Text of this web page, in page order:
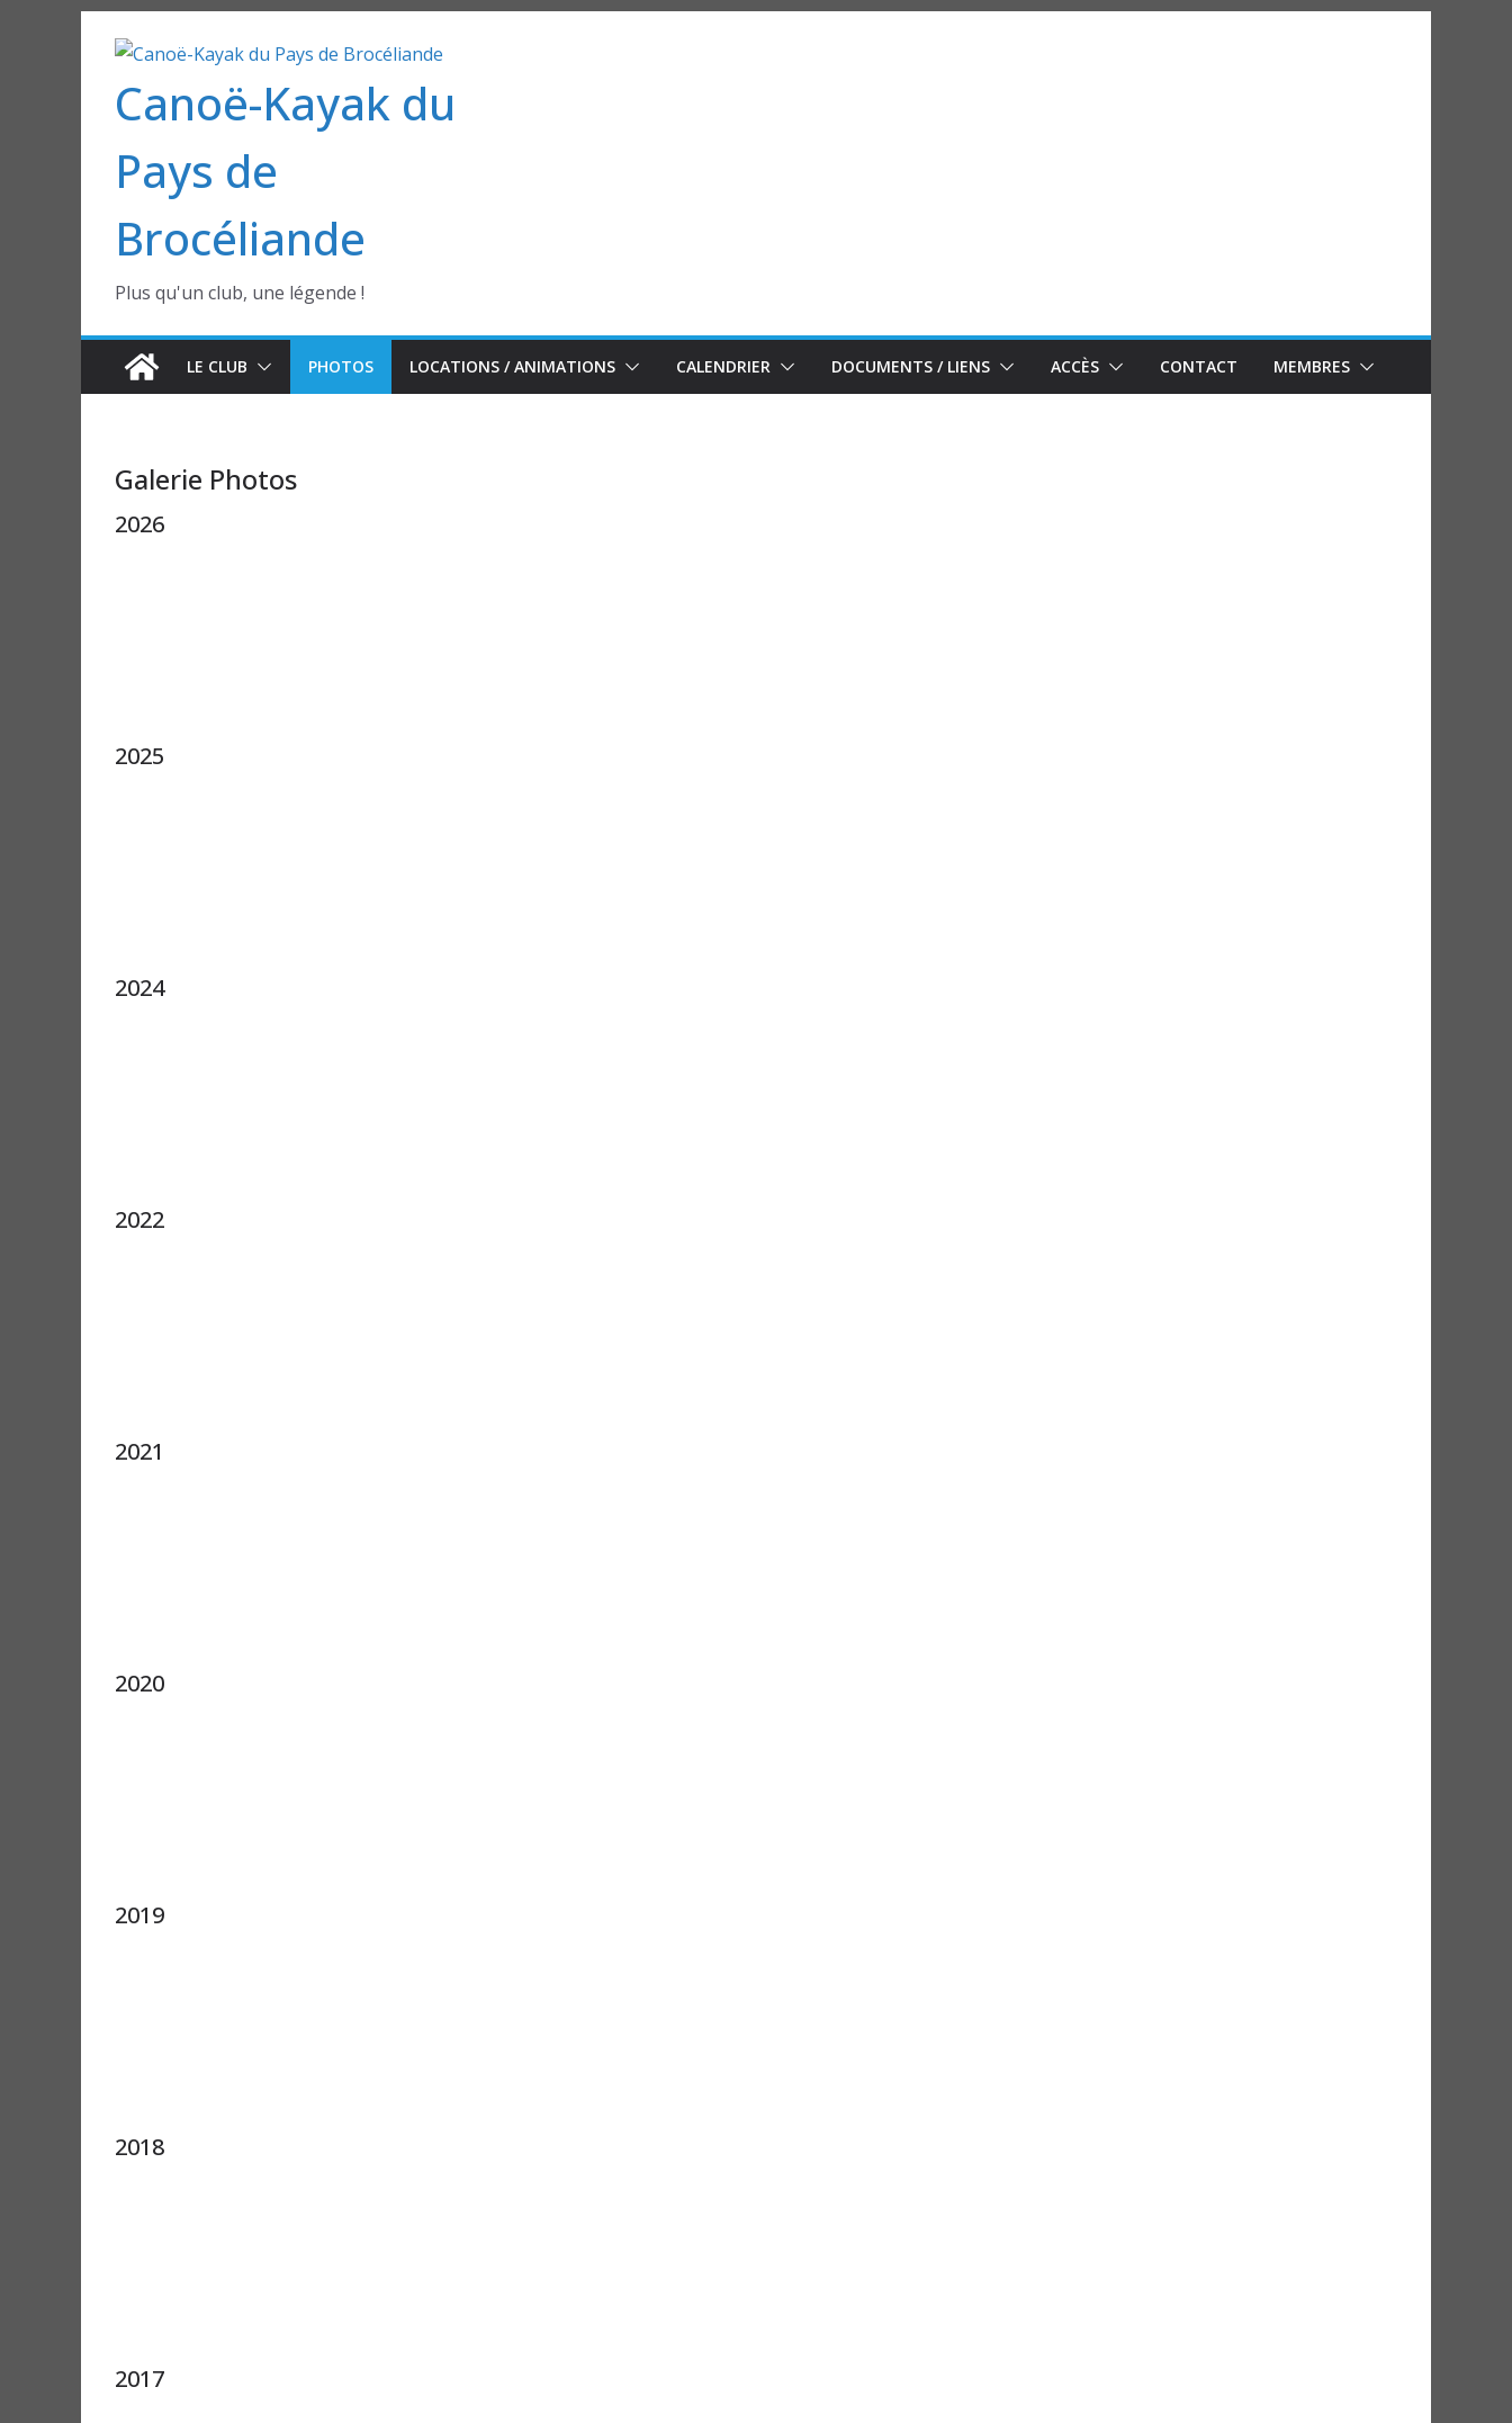
contenuCanoë-Kayak du
Pays de
Brocéliande
Plus qu'un club, une légende !
LE CLUB PHOTOS LOCATIONS / ANIMATIONS CALENDRIER DOCUMENTS / LIENS ACCÈS CONTACT MEMBRES
Galerie Photos
2026
2025
2024
2022
2021
2020
2019
2018
2017